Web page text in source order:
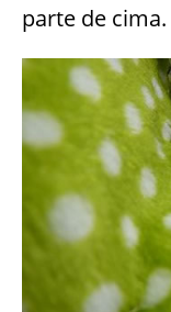
parte de cima.